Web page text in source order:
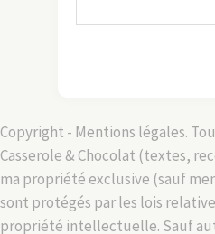
Copyright - Mentions légales.
Casserole & Chocolat (textes,
ma propriété exclusive (sauf
sont protégés par les lois
propriété intellectuelle. Sauf